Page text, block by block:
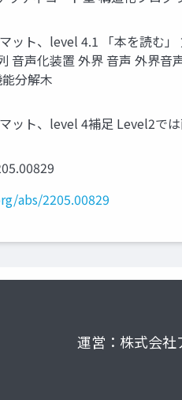
ット、level 4.1 「本を読む
音声化装置 外界 音声 外界
分解木
ット、level 4補足 Level2で
abs/2205.00829
運営：株式会社